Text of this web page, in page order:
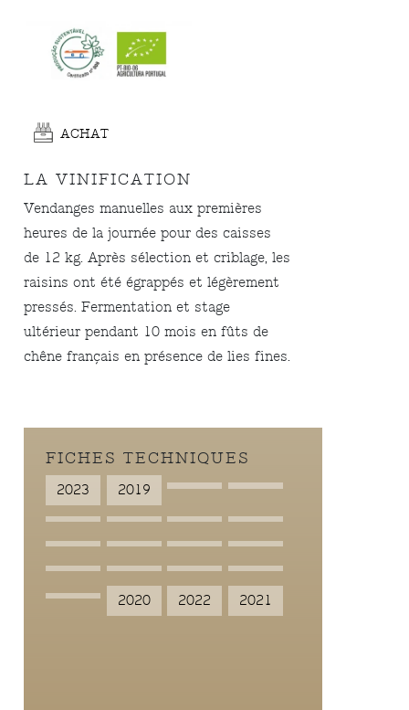
ACHAT
LA VINIFICATION
Vendanges manuelles aux premières
heures de la journée pour des caisses
de 12 kg. Après sélection et criblage, les
raisins ont été égrappés et légèrement
pressés. Fermentation et stage
ultérieur pendant 10 mois en fûts de
chêne français en présence de lies fines.
FICHES TECHNIQUES
2023 2019
2020 2022 2021